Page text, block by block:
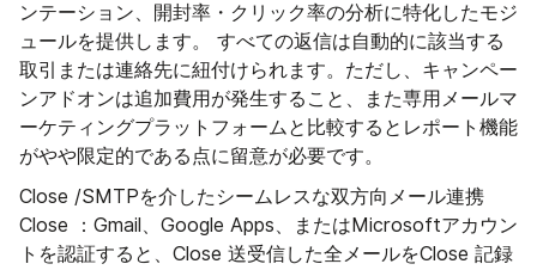
ンテーション、開封率・クリック率の分析に特化したモジ
ュールを提供します。 すべての返信は自動的に該当する
取引または連絡先に紐付けられます。ただし、キャンペー
ンアドオンは追加費用が発生すること、また専用メールマ
ーケティングプラットフォームと比較するとレポート機能
がやや限定的である点に留意が必要です。
Close /SMTPを介したシームレスな双方向メール連携
Close ：Gmail、Google Apps、またはMicrosoftアカウン
トを認証すると、Close 送受信した全メールをClose 記録